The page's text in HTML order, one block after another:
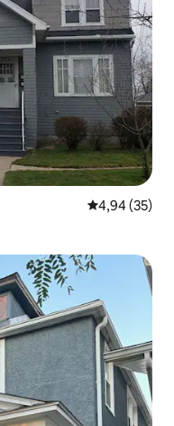
Évaluation
4,94 (35)
appréciés